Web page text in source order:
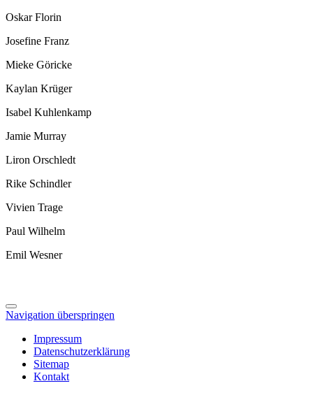
Oskar Florin
Josefine Franz
Mieke Göricke
Kaylan Krüger
Isabel Kuhlenkamp
Jamie Murray
Liron Orschledt
Rike Schindler
Vivien Trage
Paul Wilhelm
Emil Wesner
Navigation überspringen
Impressum
Datenschutzerklärung
Sitemap
Kontakt